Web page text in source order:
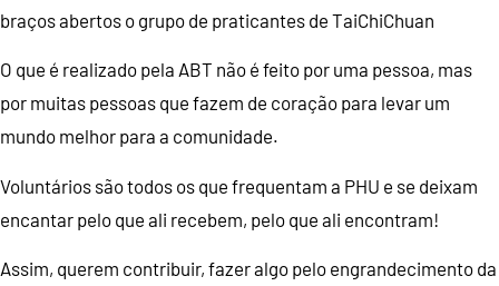
braços abertos o grupo de praticantes de TaiChiChuan
O que é realizado pela ABT não é feito por uma pessoa, mas
por muitas pessoas que fazem de coração para levar um
mundo melhor para a comunidade.
Voluntários são todos os que frequentam a PHU e se deixam
encantar pelo que ali recebem, pelo que ali encontram!
Assim, querem contribuir, fazer algo pelo engrandecimento da